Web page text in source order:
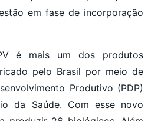
em fase de incorporação
é mais um dos produtos
pelo Brasil por meio de
Produtivo (PDP)
da Saúde. Com esse novo